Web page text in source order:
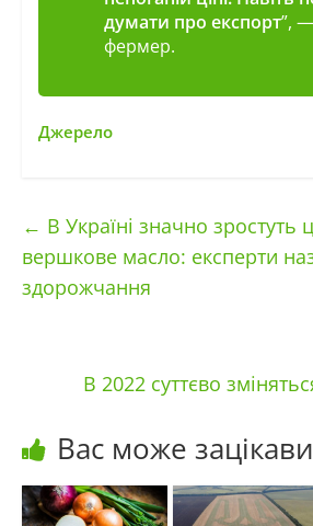
думати про експорт”,
фермер.
Джерело
← В Україні значно зростуть
вершкове масло: експерти
здорожчання
В 2022 суттєво
Вас може